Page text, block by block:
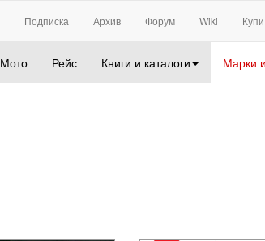
Подписка Архив Форум Wiki
Мото Рейс Книги и каталоги Марки